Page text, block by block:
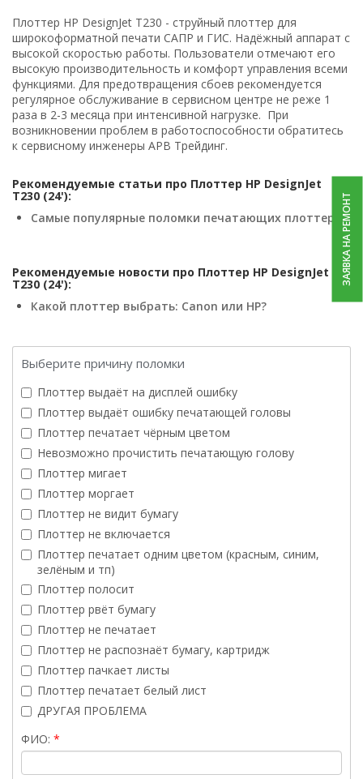
Плоттер HP DesignJet T230 - струйный плоттер для
широкоформатной печати САПР и ГИС. Надёжный аппарат с
высокой скоростью работы. Пользователи отмечают его
высокую производительность и комфорт управления всеми
функциями. Для предотвращения сбоев рекомендуется
регулярное обслуживание в сервисном центре не реже 1
раза в 2-3 месяца при интенсивной нагрузке. При
возникновении проблем в работоспособности обратитесь
к сервисному инженеры АРВ Трейдинг.
Рекомендуемые статьи про Плоттер HP DesignJet
T230 (24'):
Самые популярные поломки печатающих плоттеров
Рекомендуемые новости про Плоттер HP DesignJet
T230 (24'):
Какой плоттер выбрать: Canon или HP?
Выберите причину поломки
Плоттер выдаёт на дисплей ошибку
Плоттер выдаёт ошибку печатающей головы
Плоттер печатает чёрным цветом
Невозможно прочистить печатающую голову
Плоттер мигает
Плоттер моргает
Плоттер не видит бумагу
Плоттер не включается
Плоттер печатает одним цветом (красным, синим,
зелёным и тп)
Плоттер полосит
Плоттер рвёт бумагу
Плоттер не печатает
Плоттер не распознаёт бумагу, картридж
Плоттер пачкает листы
Плоттер печатает белый лист
ДРУГАЯ ПРОБЛЕМА
ФИО:
ЗАЯВКА НА РЕМОНТ